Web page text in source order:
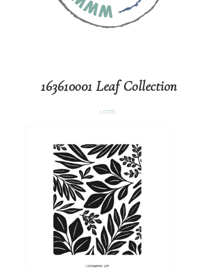
163610o01 Leaf Collection
LOTTE